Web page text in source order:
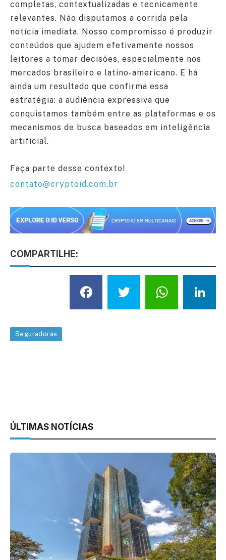
completas, contextualizadas e tecnicamente
relevantes. Não disputamos a corrida pela
notícia imediata. Nosso compromisso é produzir
conteúdos que ajudem efetivamente nossos
leitores a tomar decisões, especialmente nos
mercados brasileiro e latino-americano. E há
ainda um resultado que confirma essa
estratégia: a audiência expressiva que
conquistamos também entre as plataformas e os
mecanismos de busca baseados em inteligência
artificial.
Faça parte desse contexto!
contato@cryptoid.com.br
COMPARTILHE:
Facebook
Twitter
Seguradoras
ÚLTIMAS NOTÍCIAS